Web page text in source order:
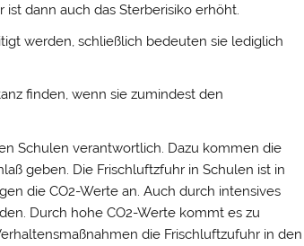
dann auch das Sterberisiko erhöht.
werden, schließlich bedeuten sie lediglich
finden, wenn sie zumindest den
Schulen verantwortlich. Dazu kommen die
geben. Die Frischluftzfuhr in Schulen ist in
die CO2-Werte an. Auch durch intensives
Durch hohe CO2-Werte kommt es zu
die Frischluftzufuhr in den